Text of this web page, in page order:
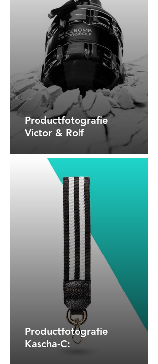
Productfotografie
Victor & Rolf
Productfotografie
Kascha-C: